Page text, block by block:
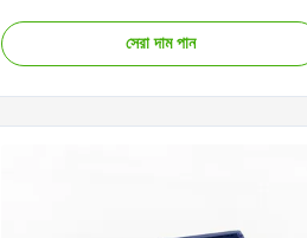
করার জন্য এটি একটি প্রয়োজনীয় আইটেম।এটি সংগঠিত
করা সহজ এবং দ্রুত ভাঁজ করা যায়।সাধারণ রঙের নকশাটি
সেরা দাম পান